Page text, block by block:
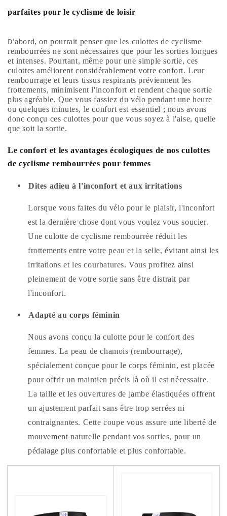
parfaites pour le cyclisme de loisir
D'abord, on pourrait penser que les culottes de cyclisme
rembourrées ne sont nécessaires que pour les sorties longues
et intenses. Pourtant, même pour une simple sortie, ces
culottes améliorent considérablement votre confort. Leur
rembourrage et leurs tissus respirants préviennent les
frottements, minimisent l'inconfort et rendent chaque sortie
plus agréable. Que vous fassiez du vélo pendant une heure
ou quelques minutes, le confort est essentiel ; nous avons
donc conçu ces culottes pour que vous soyez à l'aise, quelle
que soit la sortie.
Le confort et les avantages écologiques de nos culottes
de cyclisme rembourrées pour femmes
Dites adieu à l'inconfort et aux irritations
Lorsque vous faites du vélo pour le plaisir, l'inconfort
est la dernière chose dont vous voulez vous soucier.
Une culotte de cyclisme rembourrée réduit les
frottements entre votre peau et la selle, évitant ainsi les
irritations et les courbatures. Vous profitez ainsi
pleinement de votre sortie sans être distrait par
l'inconfort.
Adapté au corps féminin
Nous avons conçu la culotte pour le confort des
femmes. La peau de chamois (rembourrage),
spécialement conçue pour le corps féminin, est placée
pour offrir un maintien précis là où il est nécessaire.
La taille et les ouvertures de jambe élastiquées offrent
un ajustement parfait sans être trop serrées ni
contraignantes. Cette coupe vous assure une liberté de
mouvement naturelle pendant vos sorties, pour un
pédalage plus confortable et plus confortable.